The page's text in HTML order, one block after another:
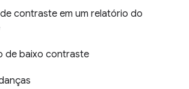
contraste em um relatório do
de baixo contraste